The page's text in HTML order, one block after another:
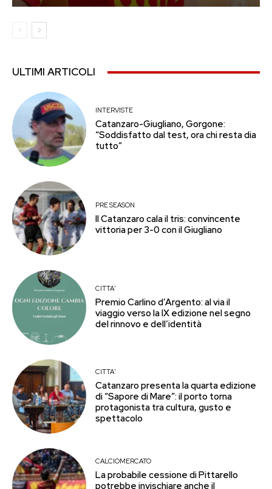
ULTIMI ARTICOLI
INTERVISTE
Catanzaro-Giugliano, Gorgone:
“Soddisfatto dal test, ora chi resta dia
tutto”
PRE SEASON
Il Catanzaro cala il tris: convincente
vittoria per 3-0 con il Giugliano
CITTA'
Premio Carlino d’Argento: al via il
viaggio verso la IX edizione nel segno
del rinnovo e dell’identità
CITTA'
Catanzaro presenta la quarta edizione
di “Sapore di Mare”: il porto torna
protagonista tra cultura, gusto e
spettacolo
CALCIOMERCATO
La probabile cessione di Pittarello
potrebbe invischiare anche il